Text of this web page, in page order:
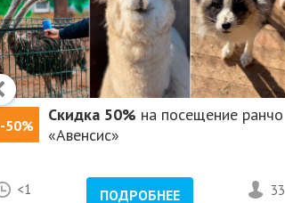
-50%
Скидка 50% на посещение ранчо
«Авенсис»
<1 ПОДРОБНЕЕ 33